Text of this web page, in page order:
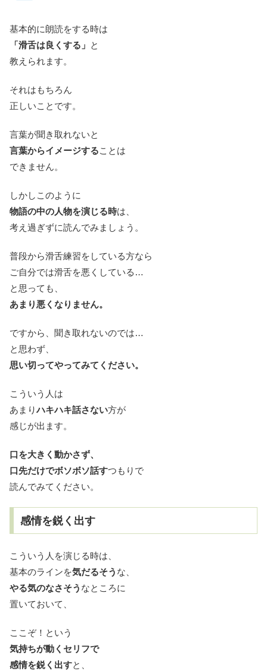
基本的に朗読をする時は
「滑舌は良くする」 と
教えられます。
それはもちろん
正しいことです。
言葉が聞き取れないと
言葉からイメージすることは
できません。
しかしこのように
物語の中の人物を演じる時は、
考え過ぎずに読んでみましょう。
普段から滑舌練習をしている方なら
ご自分では滑舌を悪くしている…
と思っても、
あまり悪くなりません。
ですから、聞き取れないのでは…
と思わず、
思い切ってやってみてください。
こういう人は
あまりハキハキ話さない方が
感じが出ます。
口を大きく動かさず、
口先だけでボソボソ話すつもりで
読んでみてください。
感情を鋭く出す
こういう人を演じる時は、
基本のラインを気だるそう な、
やる気のなさそう なところに
置いておいて、
ここぞ！という
気持ちが動くセリフで
感情を鋭く出すと、